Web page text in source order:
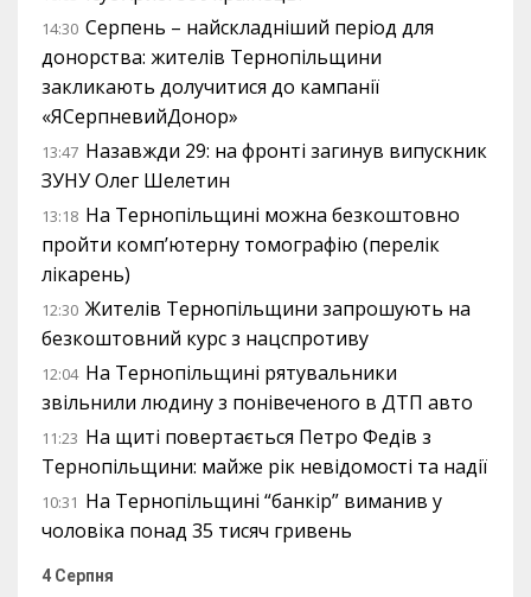
14:30 Серпень – найскладніший період для
донорства: жителів Тернопільщини
закликають долучитися до кампанії
«ЯСерпневийДонор»
13:47 Назавжди 29: на фронті загинув випускник
ЗУНУ Олег Шелетин
13:18 На Тернопільщині можна безкоштовно
пройти комп’ютерну томографію (перелік
лікарень)
12:30 Жителів Тернопільщини запрошують на
безкоштовний курс з нацспротиву
12:04 На Тернопільщині рятувальники
звільнили людину з понівеченого в ДТП авто
11:23 На щиті повертається Петро Федів з
Тернопільщини: майже рік невідомості та надії
10:31 На Тернопільщині “банкір” виманив у
чоловіка понад 35 тисяч гривень
4 Серпня